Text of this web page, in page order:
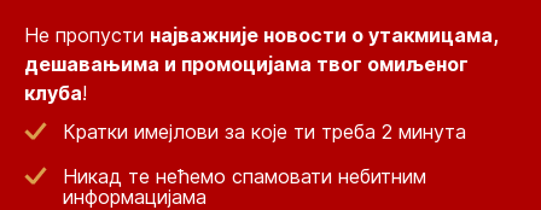
Не пропусти најважније новости о утакмицама,
дешавањима и промоцијама твог омиљеног
клуба!
Кратки имејлови за које ти треба 2 минута
Никад те нећемо спамовати небитним
информацијама